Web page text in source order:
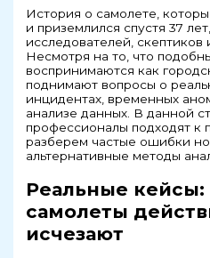
История о самолете,
и приземлился спустя 37
исследователей, скептиков
Несмотря на то, что
воспринимаются как
поднимают вопросы о
инцидентах, временных
анализе данных. В данной
профессионалы подходят к
разберем частые ошибки
альтернативные методы
Реальные кейсы:
самолеты
исчезают